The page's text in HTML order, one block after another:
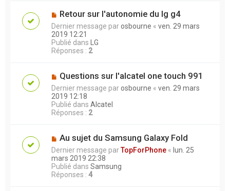
Retour sur l'autonomie du lg g4
Dernier message parosbourne « ven. 29 mars
2019 12:21
Publié dans
LG
Réponses : 2
Questions sur l'alcatel one touch 991
Dernier message parosbourne « ven. 29 mars
2019 12:18
Publié dans Alcatel
Réponses : 2
Au sujet du Samsung Galaxy Fold
Dernier message parTopForPhone « lun. 25
mars 2019 22:38
Publié dans Samsung
Réponses : 4